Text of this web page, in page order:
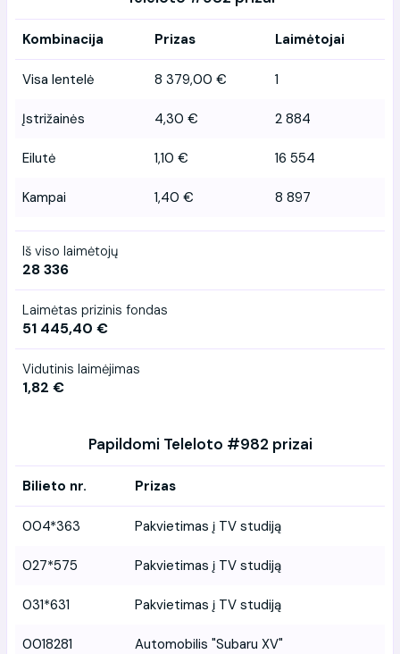
Kombinacija Prizas Laimėtojai
Visa lentelė 8 379,00 € 1
Įstrižainės 4,30 € 2 884
Eilutė 1,10 € 16 554
Kampai 1,40 € 8 897
Iš viso laimėtojų
28 336
Laimėtas prizinis fondas
51 445,40 €
Vidutinis laimėjimas
1,82 €
Papildomi Teleloto #982 prizai
Bilieto nr. Prizas
004*363 Pakvietimas į TV studiją
027*575 Pakvietimas į TV studiją
031*631 Pakvietimas į TV studiją
0018281 Automobilis "Subaru XV"